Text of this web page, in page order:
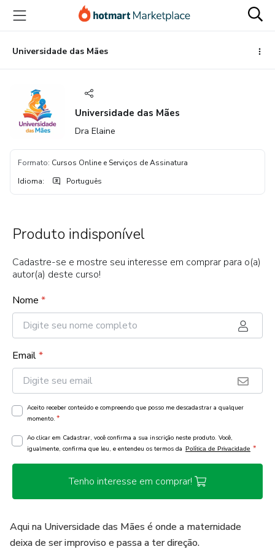
para
conteúdo
principal
para
pagamento
para
rodapé
Universidade das Mães
Universidade das Mães
Dra Elaine
Formato: Cursos Online e Serviços de Assinatura
Idioma: Português
Produto indisponível
Cadastre-se e mostre seu interesse em comprar para o(a)
autor(a) deste curso!
Nome *
Email*
Aceito receber conteúdo e compreendo que posso me descadastrar a qualquer
momento. *
Ao clicar em Cadastrar, você confirma a sua inscrição neste produto. Você,
igualmente, confirma que leu, e entendeu os termos da Política de Privacidade *
Tenho interesse em comprar!
Aqui na Universidade das Mães é onde a maternidade
deixa de ser improviso e passa a ter direção.